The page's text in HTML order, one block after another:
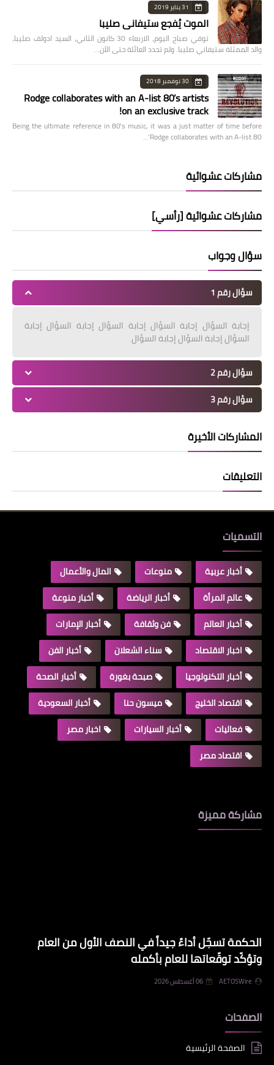
31 يناير 2019
الموت يُفجع ستيفاني صليبا
توفي صباح اليوم، الاربعاء 30 كانون الثاني، السيد ادولف صليبا،
والد الممثلة ستيفاني صليبا. ولم تحدد العائلة حتى الآن…
30 نوفمبر 2018
Rodge collaborates with an A-list 80’s artists
on an exclusive track!
Being the ultimate reference in 80’s music, it was a just matter of time before
Rodge collaborates with an A-list 80’…
مشاركات عشوائية
مشاركات عشوائية [رأسي]
سؤال وجواب
سؤال رقم 1
إجابة السؤال إجابة السؤال إجابة السؤال إجابة السؤال إجابة
السؤال إجابة السؤال إجابة السؤال
سؤال رقم 2
سؤال رقم 3
المشاركات الأخيرة
التعليقات
التسميات
أخبار عربية منوعات
المال والأعمال
عالم المرأة
أخبار الرياضة
أخبار منوعة
أخبار العالم
فن وثقافة
أخبار الإمارات
اخبار الاقتصاد
سناء الشعلان
أخبار الفن
أخبار التكنولوجيا
صبحة بغورة
أخبار الصحة
اقتصاد الخليج
ميسون حنا
أخبار السعودية
فعاليات
أخبار السيارات
اخبار مصر
اقتصاد مصر
مشاركة مميزة
الحكمة تسجّل أداءً جيداً في النصف الأول من العام
وتؤكّد توقّعاتها للعام بأكمله
AETOSWire 06 أغسطس 2026
الصفحات
الصفحة الرئيسية